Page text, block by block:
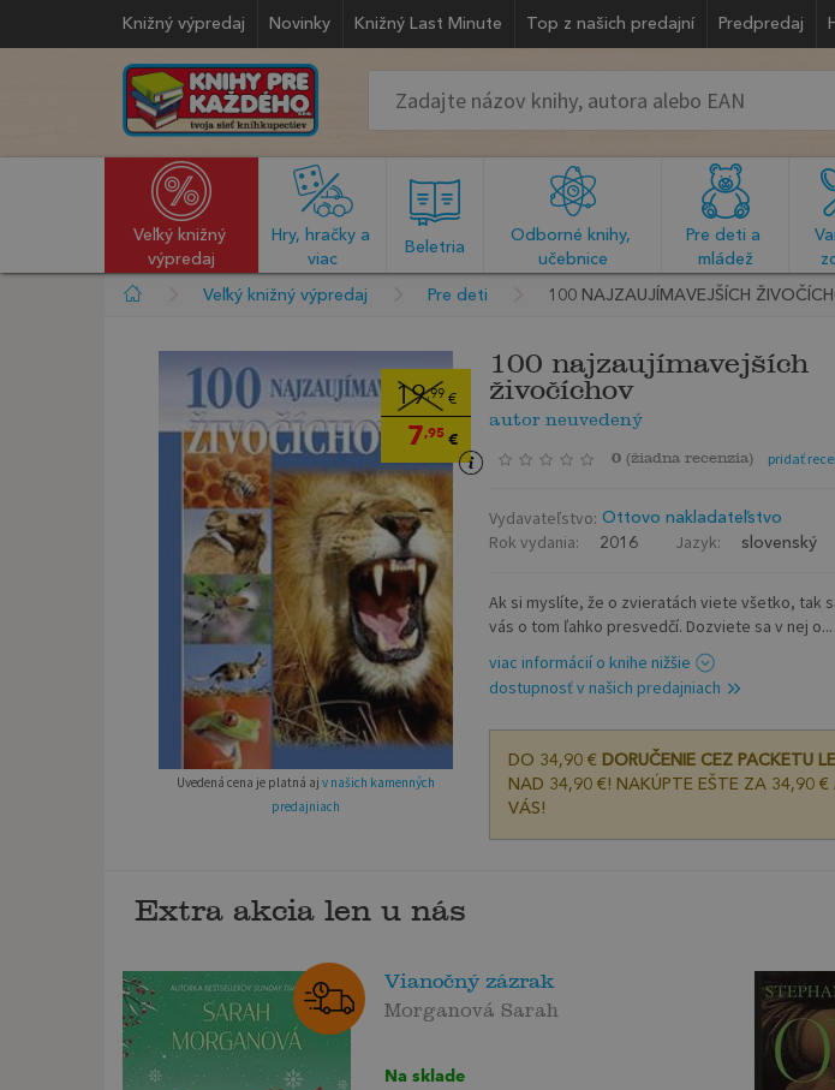
Knižný výpredaj Novinky Knižný Last Minute Top z našich predajní Predpredaj
Veľký knižný
výpredaj
Hry, hračky a
viac
Beletria
Odborné knihy,
učebnice
Pre deti a
mládež
Veľký knižný výpredaj Pre deti 100 NAJZAUJÍMAVEJŠÍCH
19,99 €
7,95 €
Uvedená cena je platná aj v našich kamenných
predajniach
100 najzaujímavejších
živočíchov
autor neuvedený
0 (žiadna recenzia) pridať
Vydavateľstvo: Ottovo nakladateľstvo
Rok vydania: 2016 Jazyk: slovenský
Ak si myslíte, že o zvieratách viete všetko, tak
vás o tom ľahko presvedčí. Dozviete sa v nej o...
viac informácií o knihe nižšie
dostupnosť v našich predajniach
DO 34,90 € DORUČENIE CEZ PACKETU
NAD 34,90 €! NAKÚPTE EŠTE ZA 34,90
VÁS!
Extra akcia len u nás
Vianočný zázrak
Morganová Sarah
Na sklade